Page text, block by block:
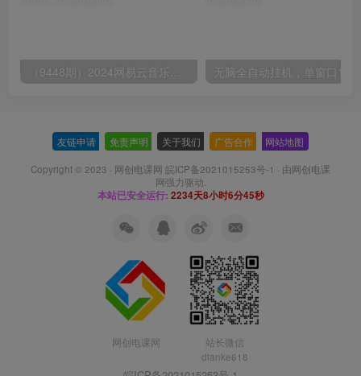
友链申请 免责声明 关于我们 广告合作 网站地图
Copyright © 2023 · 网创电课网 皖ICP备2021015253号-1 · 由网创电课
网强力驱动.
本站已安全运行: 2234天8小时6分46秒
网创电课网
站长微信
dianke618